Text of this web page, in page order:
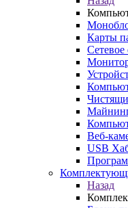
Карты
Сетевое
Веб-
USB
Назад